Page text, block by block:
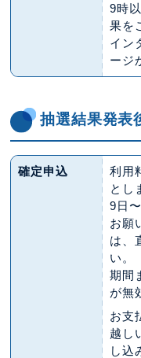
9時
果を
イン
ージ
抽選結果発表
確定申込
利用
とし
9日
お願
は、
い。
期間
が無
お支
越し
し込